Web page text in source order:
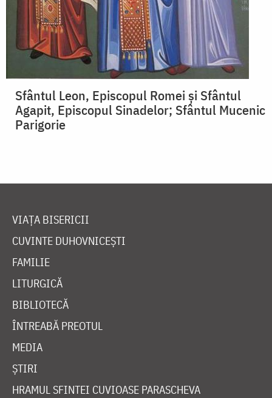
Sfântul Leon, Episcopul Romei și Sfântul
Agapit, Episcopul Sinadelor; Sfântul Mucenic
Parigorie
VIAȚA BISERICII
CUVINTE DUHOVNICEȘTI
FAMILIE
LITURGICĂ
BIBLIOTECĂ
ÎNTREABĂ PREOTUL
MEDIA
ȘTIRI
HRAMUL SFINTEI CUVIOASE PARASCHEVA